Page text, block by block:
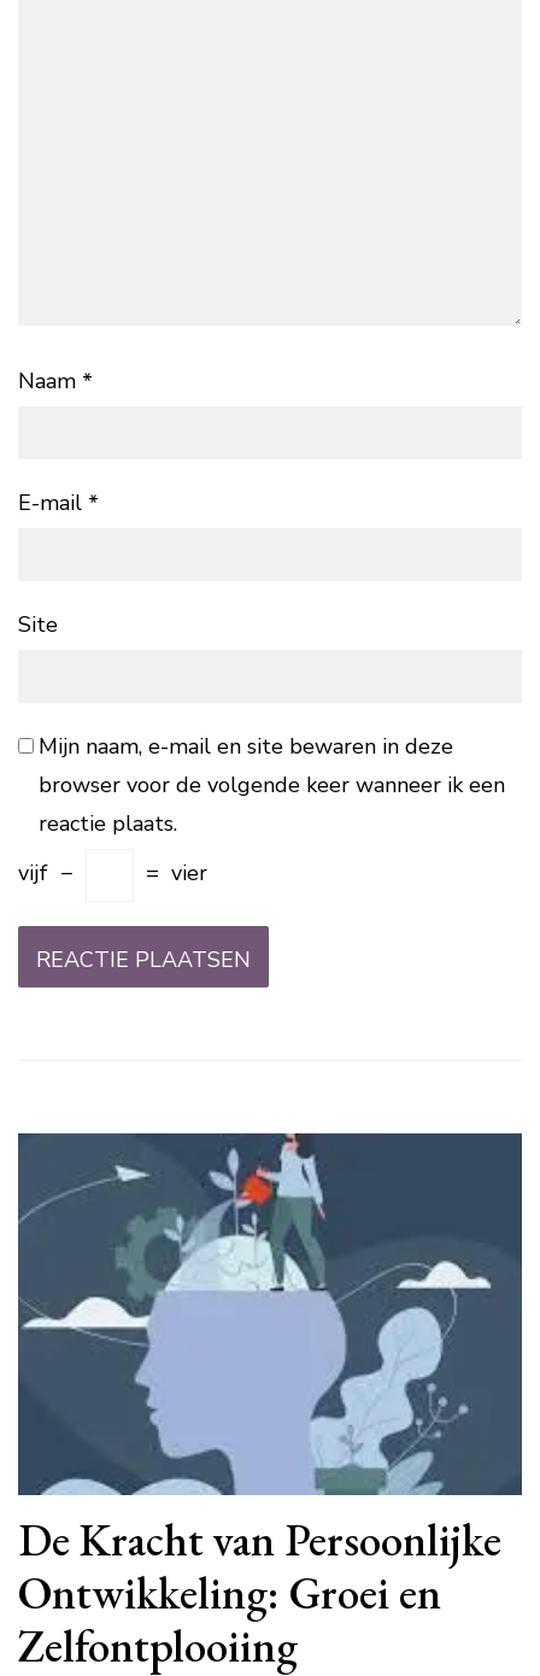
Naam *
E-mail *
Site
Mijn naam, e-mail en site bewaren in deze
browser voor de volgende keer wanneer ik een
reactie plaats.
vijf − = vier
De Kracht van Persoonlijke
Ontwikkeling: Groei en
Zelfontplooiing